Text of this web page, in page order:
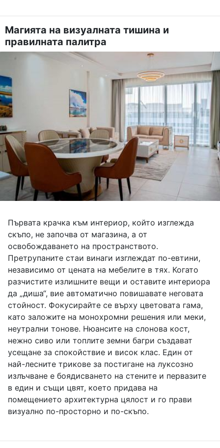
Магията на визуалната тишина и
правилната палитра
Първата крачка към интериор, който изглежда
скъпо, не започва от магазина, а от
освобождаването на пространството.
Претрупаните стаи винаги изглеждат по-евтини,
независимо от цената на мебелите в тях. Когато
разчистите излишните вещи и оставите интериора
да „диша“, вие автоматично повишавате неговата
стойност. Фокусирайте се върху цветовата гама,
като заложите на монохромни решения или меки,
неутрални тонове. Нюансите на слонова кост,
нежно сиво или топлите земни багри създават
усещане за спокойствие и висок клас. Един от
най-лесните трикове за постигане на луксозно
излъчване е боядисването на стените и первазите
в един и същи цвят, което придава на
помещението архитектурна цялост и го прави
визуално по-просторно и по-скъпо.